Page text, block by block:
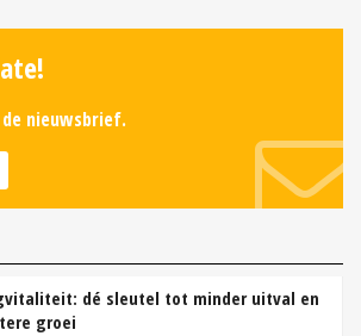
nieuwsbrief.
dé sleutel tot minder uitval en
groei